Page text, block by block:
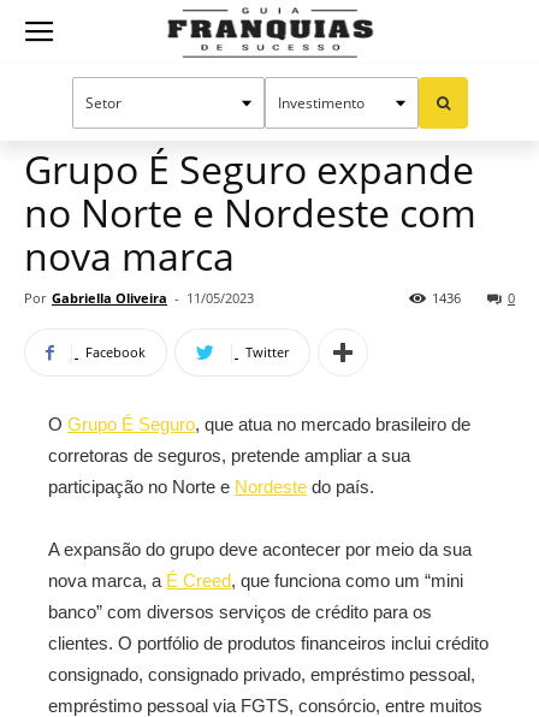
Guia
Mercado de franquias
Grupo É Seguro expande
no Norte e Nordeste com
nova marca
Por Gabriella Oliveira - 11/05/2023 0
1436
Facebook Twitter
O Grupo É Seguro, que atua no mercado brasileiro de
corretoras de seguros, pretende ampliar a sua
participação no Norte e Nordeste do país.
A expansão do grupo deve acontecer por meio da sua
nova marca, a É Creed, que funciona como um “mini
banco” com diversos serviços de crédito para os
clientes. O portfólio de produtos financeiros inclui crédito
consignado, consignado privado, empréstimo pessoal,
empréstimo pessoal via FGTS, consórcio, entre muitos